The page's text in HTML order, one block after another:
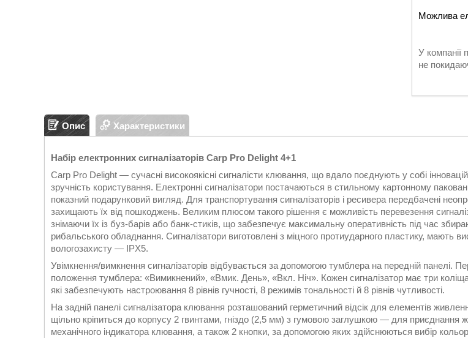
У компанії
не
Опис Характеристики
Набір електронних сигналізаторів Carp Pro Delight 4+1
Carp Pro Delight — сучасні високоякісні сигналісти клювання, що вдало поєднують у собі
зручність користування. Електронні сигналізатори постачаються в стильному картонному
показний подарунковий вигляд. Для транспортування сигналізаторів і ресивера передбачені
захищають їх від пошкоджень. Великим плюсом такого рішення є можливість перевезення
знімаючи їх із буз-барів або банк-стиків, що забезпечує максимальну оперативність під час
рибальського обладнання. Сигналізатори виготовлені з міцного протиударного пластику, мають
вологозахисту — IPX5.
Увімкнення/вимкнення сигналізаторів відбувається за допомогою тумблера на передній панелі.
положення тумблера: «Вимикнений», «Вмик. День», «Вкл. Ніч». Кожен сигналізатор має три
які забезпечують настроювання 8 рівнів гучності, 8 режимів тональності й 8 рівнів чутливості.
На задній панелі сигналізатора клювання розташований герметичний відсік для елементів
щільно кріпиться до корпусу 2 гвинтами, гніздо (2,5 мм) з гумовою заглушкою — для приєднання
механічного індикатора клювання, а також 2 кнопки, за допомогою яких здійснюються вибір